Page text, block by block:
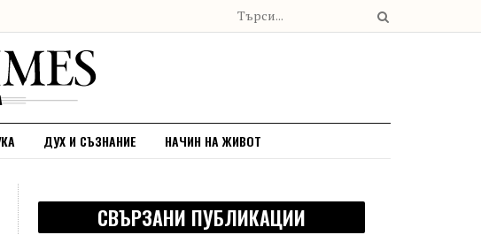
ДУХ И СЪЗНАНИЕ НАЧИН НА ЖИВОТ
СВЪРЗАНИ ПУБЛИКАЦИИ